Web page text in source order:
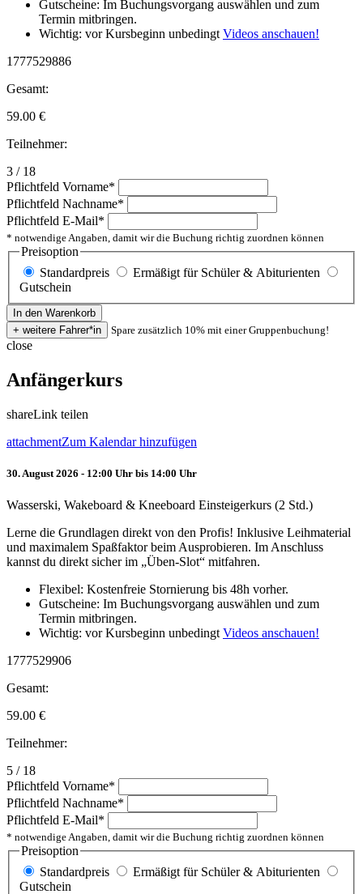
Gutscheine: Im Buchungsvorgang auswählen und zum
Termin mitbringen.
Wichtig: vor Kursbeginn unbedingtVideos anschauen!
1777529886
Gesamt:
59.00 €
Teilnehmer:
3 / 18
Pflichtfeld Vorname*
Pflichtfeld Nachname*
Pflichtfeld E-Mail*
* notwendige Angaben, damit wir die Buchung richtig zuordnen können
Preisoption
Standardpreis
Ermäßigt für Schüler & Abiturienten
Gutschein
Spare zusätzlich 10% mit einer Gruppenbuchung!
close
Anfängerkurs
shareLink teilen
attachmentZum Kalendar hinzufügen
30. August 2026 - 12:00 Uhr bis 14:00 Uhr
Wasserski, Wakeboard & Kneeboard Einsteigerkurs (2 Std.)
Lerne die Grundlagen direkt von den Profis! Inklusive Leihmaterial
und maximalem Spaßfaktor beim Ausprobieren. Im Anschluss
kannst du direkt sicher im „Üben-Slot“ mitfahren.
Flexibel: Kostenfreie Stornierung bis 48h vorher.
Gutscheine: Im Buchungsvorgang auswählen und zum
Termin mitbringen.
Wichtig: vor Kursbeginn unbedingt Videos anschauen!
1777529906
Gesamt:
59.00 €
Teilnehmer:
5 / 18
Pflichtfeld Vorname*
Pflichtfeld Nachname*
Pflichtfeld E-Mail*
* notwendige Angaben, damit wir die Buchung richtig zuordnen können
Preisoption
Standardpreis
Ermäßigt für Schüler & Abiturienten
Gutschein